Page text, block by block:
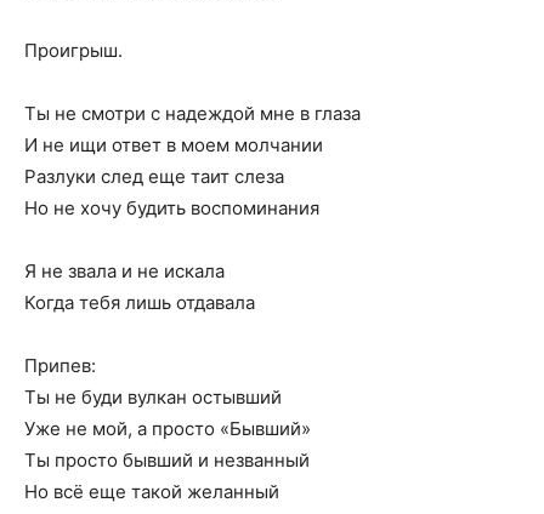
Проигрыш.
Ты не смотри с надеждой мне в глаза
И не ищи ответ в моем молчании
Разлуки след еще таит слеза
Но не хочу будить воспоминания
Я не звала и не искала
Когда тебя лишь отдавала
Припев:
Ты не буди вулкан остывший
Уже не мой, а просто «Бывший»
Ты просто бывший и незванный
Но всё еще такой желанный